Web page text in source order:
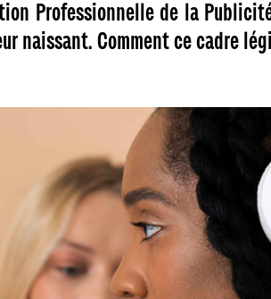
Professionnelle de la
naissant. Comment ce cadre